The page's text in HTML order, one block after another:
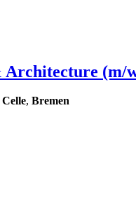
Architecture (m/
, Bremen